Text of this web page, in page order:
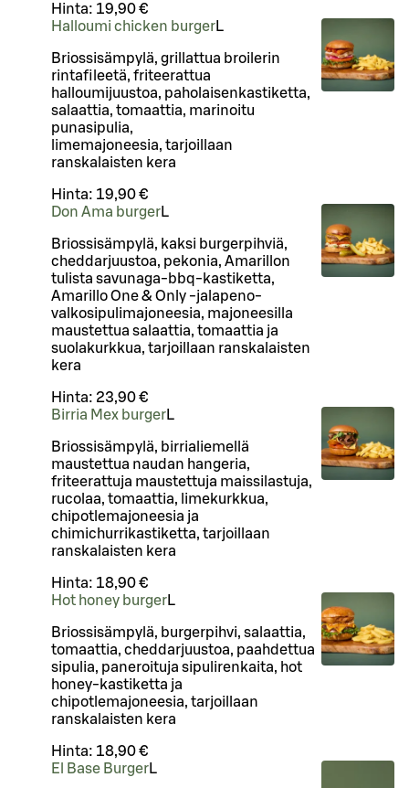
Hinta: 19,90 €
Halloumi chicken burgerL
Briossisämpylä, grillattua broilerin
rintafileetä, friteerattua
halloumijuustoa, paholaisenkastiketta,
salaattia, tomaattia, marinoitu
punasipulia,
limemajoneesia, tarjoillaan
ranskalaisten kera
Hinta: 19,90 €
Don Ama burgerL
Briossisämpylä, kaksi burgerpihviä,
cheddarjuustoa, pekonia, Amarillon
tulista savunaga-bbq-kastiketta,
Amarillo One & Only -jalapeno-
valkosipulimajoneesia, majoneesilla
maustettua salaattia, tomaattia ja
suolakurkkua, tarjoillaan ranskalaisten
kera
Hinta: 23,90 €
Birria Mex burgerL
Briossisämpylä, birrialiemellä
maustettua naudan hangeria,
friteerattuja maustettuja maissilastuja,
rucolaa, tomaattia, limekurkkua,
chipotlemajoneesia ja
chimichurrikastiketta, tarjoillaan
ranskalaisten kera
Hinta: 18,90 €
Hot honey burgerL
Briossisämpylä, burgerpihvi, salaattia,
tomaattia, cheddarjuustoa, paahdettua
sipulia, paneroituja sipulirenkaita, hot
honey-kastiketta ja
chipotlemajoneesia, tarjoillaan
ranskalaisten kera
Hinta: 18,90 €
El Base BurgerL